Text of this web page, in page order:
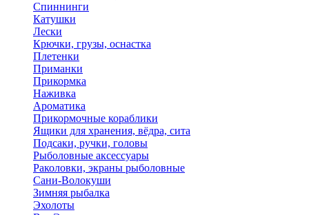
Спиннинги
Катушки
Лески
Крючки, грузы, оснастка
Плетенки
Приманки
Прикормка
Наживка
Ароматика
Прикормочные кораблики
Ящики для хранения, вёдра, сита
Подсаки, ручки, головы
Рыболовные аксессуары
Раколовки, экраны рыболовные
Сани-Волокуши
Зимняя рыбалка
Эхолоты